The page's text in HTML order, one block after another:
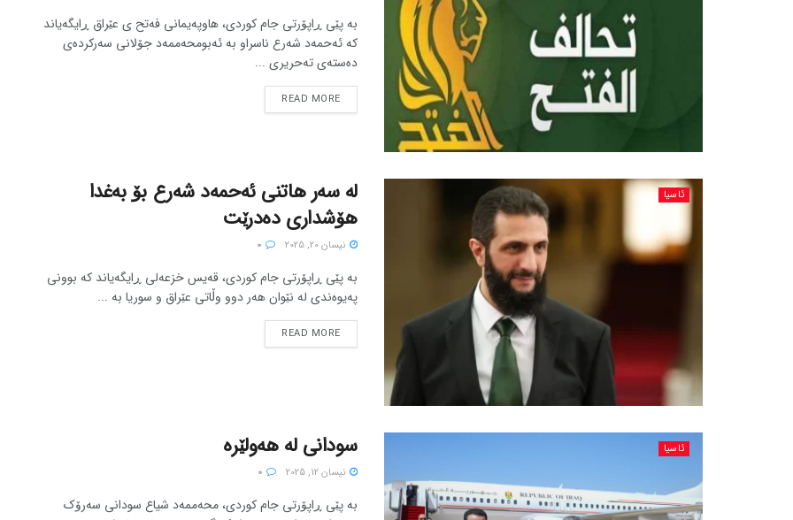
بە پێی ڕاپۆرتی جام کوردی، هاوپەیمانی فەتح ی عێراق ڕایگەیاند
کە ئەحمەد شەرع ناسراو بە ئەبومحەممەد جۆلانی سەرکردەی
دەستەی تەحریری ...
READ MORE
ئاسیا
لە سەر هاتنی ئەحمەد شەرع بۆ بەغدا
هۆشداری دەدرێت
نیسان 20, 2025
بە پێی ڕاپۆرتی جام کوردی، قەیس خزعەلی ڕایگەیاند کە بوونی
پەیوەندی لە نێوان هەر دوو وڵاتی عێراق و سوریا بە ...
READ MORE
ئاسیا سودانی لە هەولێرە
نیسان 12, 2025
بە پێی ڕاپۆرتی جام کوردی، محەممەد شیاع سودانی سەرۆک